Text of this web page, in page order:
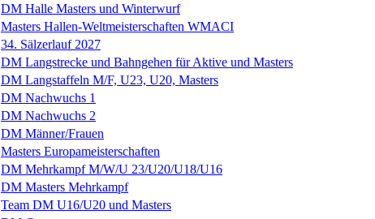
DM Halle Masters und Winterwurf
Masters Hallen-Weltmeisterschaften WMACI
34. Sälzerlauf 2027
DM Langstrecke und Bahngehen für Aktive und Masters
DM Langstaffeln M/F, U23, U20, Masters
DM Nachwuchs 1
DM Nachwuchs 2
DM Männer/Frauen
Masters Europameisterschaften
DM Mehrkampf M/W/U 23/U20/U18/U16
DM Masters Mehrkampf
Team DM U16/U20 und Masters